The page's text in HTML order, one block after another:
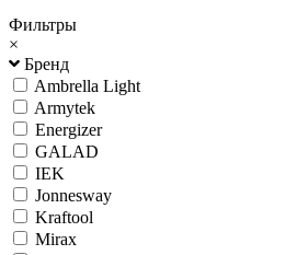
Фильтры
×
Бренд
Ambrella Light
Armytek
Energizer
GALAD
IEK
Jonnesway
Kraftool
Mirax